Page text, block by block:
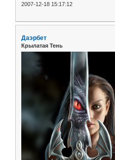
2007-12-18 15:17:12
Даэрбет
Крылатая Тень